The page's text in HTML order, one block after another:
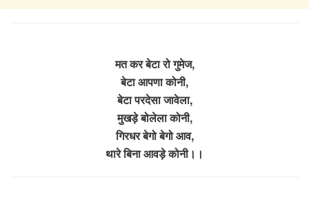
मत कर बेटा रो गुमेज,
बेटा आपणा कोनी,
बेटा परदेसा जावेला,
मुखड़े बोलेला कोनी,
गिरधर बेगो बेगो आव,
थारे बिना आवड़े कोनी।।